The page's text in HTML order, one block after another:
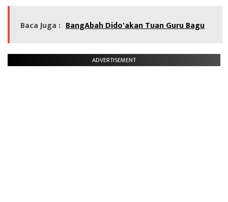
Baca Juga : BangAbah Dido'akan Tuan Guru Bagu
ADVERTISEMENT